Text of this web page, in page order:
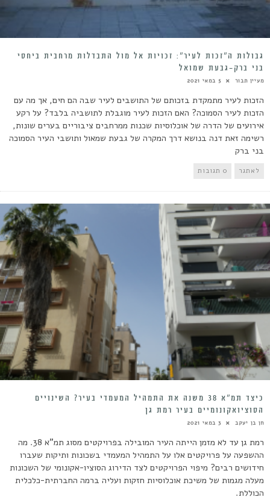
גבולות ה”זכות לעיר”: זכויות אל מול התבדלות מרחבית ביחסי
בני ברק-גבעת שמואל
מעיין תבור 5 במאי 2021
הזכות לעיר מתמקדת בזכותם של התושבים לעיר שבה הם חים, אך מה עם
הזכות לעיר הסמוכה? האם הזכות לעיר מוגבלת לתושביה בלבד? על רקע
אירועים של הדרה של אוכלוסיות שכנות ממרחבים ציבוריים בערים שונות,
רשימה זאת דנה בנושא דרך המקרה של גבעת שמאול ותושבי העיר הסמוכה
בני ברק
לאתגר 0 תגובות
כיצד תמ”א 38 משנה את התמהיל המעמדי בעיר? השינויים
הסוציואקונומיים בעיר רמת גן
חן בן יעקב 3 במאי 2021
רמת גן עד לא מזמן הייתה העיר המובילה בפרויקטים מסוג תמ"א 38. מה
ההשפעה על פרויקטים אלו על התמהיל המעמדי בשכונות ותיקות שעברו
חידושים רבים? מיפוי הפרויקטים לצד הדירוג הסוציו-אקונומי של השכונות
מעלה מגמות של משיכת אוכלוסיות חזקות ועליה ברמה החברתית-כלכלית
הכוללת.